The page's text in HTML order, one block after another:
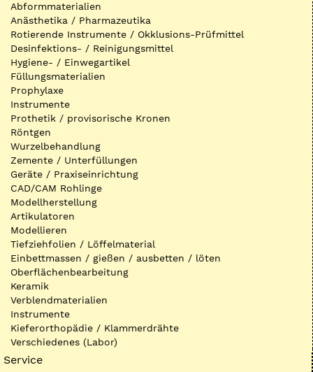
Abformmaterialien
Anästhetika / Pharmazeutika
Rotierende Instrumente / Okklusions-Prüfmittel
Desinfektions- / Reinigungsmittel
Hygiene- / Einwegartikel
Füllungsmaterialien
Prophylaxe
Instrumente
Prothetik / provisorische Kronen
Röntgen
Wurzelbehandlung
Zemente / Unterfüllungen
Geräte / Praxiseinrichtung
CAD/CAM Rohlinge
Modellherstellung
Artikulatoren
Modellieren
Tiefziehfolien / Löffelmaterial
Einbettmassen / gießen / ausbetten / löten
Oberflächenbearbeitung
Keramik
Verblendmaterialien
Instrumente
Kieferorthopädie / Klammerdrähte
Verschiedenes (Labor)
Service